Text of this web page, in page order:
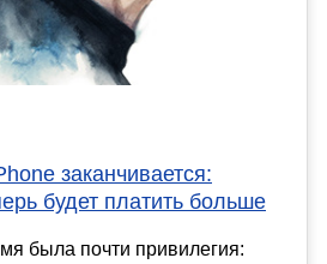
заканчивается:
будет платить больше
была почти привилегия: